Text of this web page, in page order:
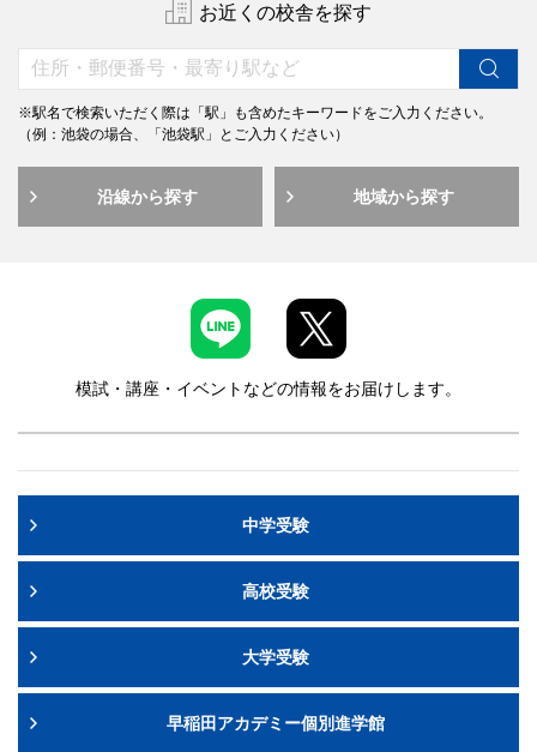
お近くの校舎を探す
※駅名で検索いただく際は「駅」も含めたキーワードをご入力ください。
（例：池袋の場合、「池袋駅」とご入力ください）
沿線から探す 地域から探す
模試・講座・イベントなどの情報をお届けします。
中学受験
高校受験
大学受験
早稲田アカデミー個別進学館